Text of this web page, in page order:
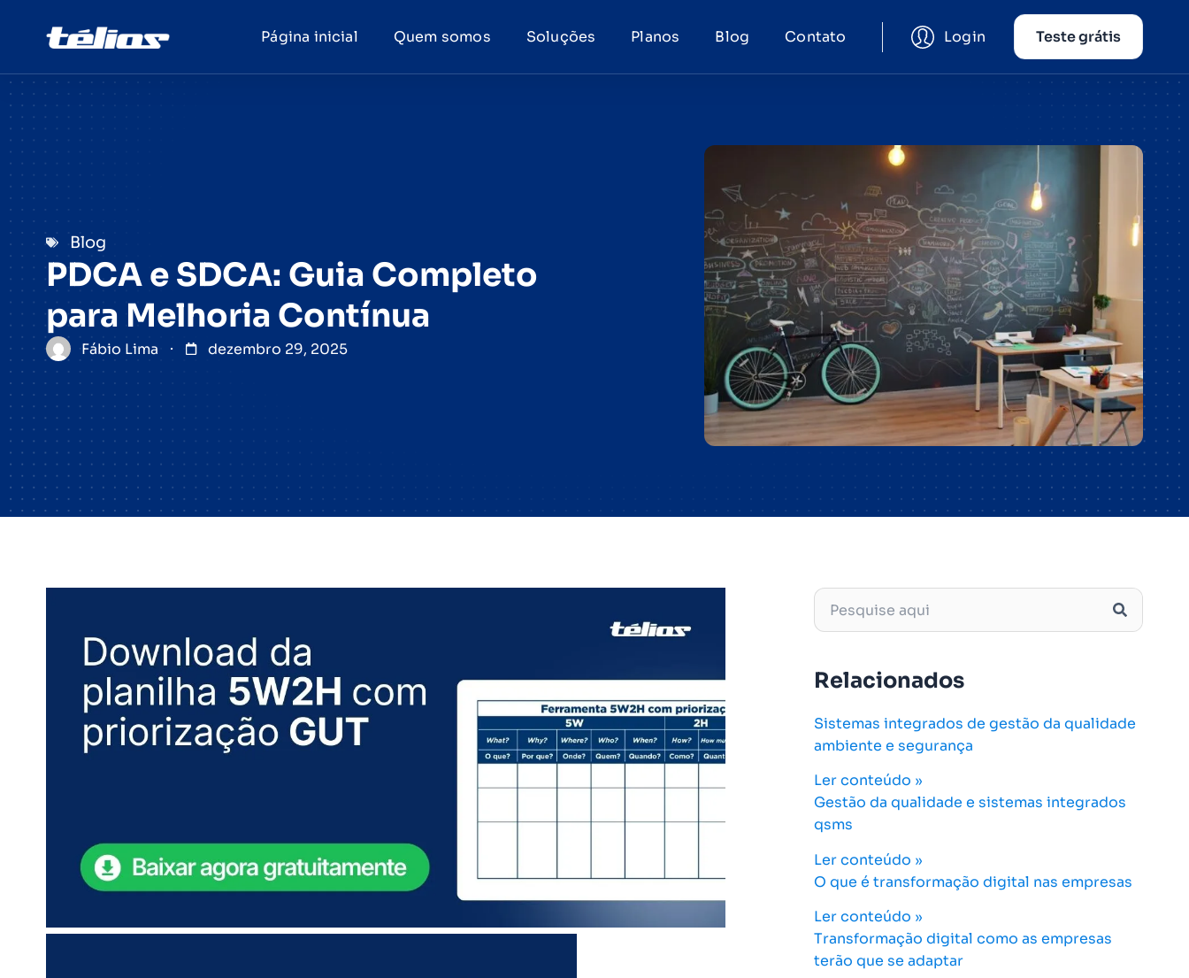
Página inicial Quem somos Soluções Planos Blog Contato Login Teste grátis
Blog
PDCA e SDCA: Guia Completo
para Melhoria Contínua
Fábio Lima dezembro 29, 2025
Relacionados
Sistemas integrados de gestão da qualidade
ambiente e segurança
Ler conteúdo »
Gestão da qualidade e sistemas integrados
qsms
Ler conteúdo »
O que é transformação digital nas empresas
Ler conteúdo »
Transformação digital como as empresas
terão que se adaptar